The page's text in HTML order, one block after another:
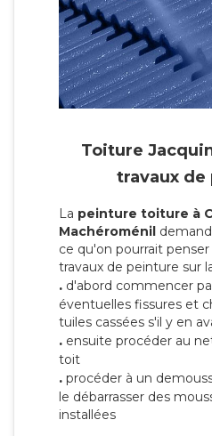
Toiture
travaux de
La peinture toiture à
Machéroménil
ce qu'on pourrait
travaux de peinture sur
. d'abord commencer
éventuelles fissures et
tuiles cassées s'il y en
. ensuite procéder au
toit
. procéder à un
le débarrasser des
installées